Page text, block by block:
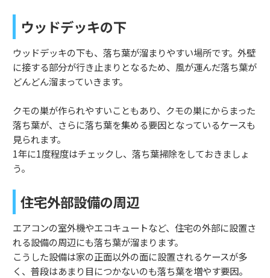
ウッドデッキの下
ウッドデッキの下も、落ち葉が溜まりやすい場所です。外壁
に接する部分が行き止まりとなるため、風が運んだ落ち葉が
どんどん溜まっていきます。
クモの巣が作られやすいこともあり、クモの巣にからまった
落ち葉が、さらに落ち葉を集める要因となっているケースも
見られます。
1年に1度程度はチェックし、落ち葉掃除をしておきましょ
う。
住宅外部設備の周辺
エアコンの室外機やエコキュートなど、住宅の外部に設置さ
れる設備の周辺にも落ち葉が溜まります。
こうした設備は家の正面以外の面に設置されるケースが多
く、普段はあまり目につかないのも落ち葉を増やす要因。